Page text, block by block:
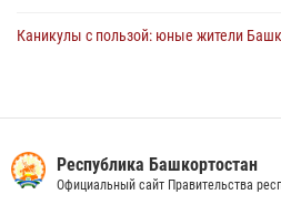
Каникулы с пользой: юные жители
угрожавшего ножом продавцу магазина
08 июля 2026, 11:22
Республика Башкортостан
Официальный сайт Правительства